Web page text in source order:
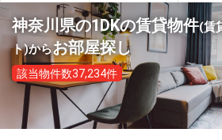
神奈川県の1DKの賃貸物件(賃
ト)からお部屋探し
該当物件数37,234件